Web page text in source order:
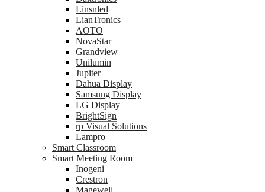
Linsnled
LianTronics
AOTO
NovaStar
Grandview
Unilumin
Jupiter
Dahua Display
Samsung Display
LG Display
BrightSign
rp Visual Solutions
Lampro
Smart Classroom
Smart Meeting Room
Inogeni
Crestron
Magewell